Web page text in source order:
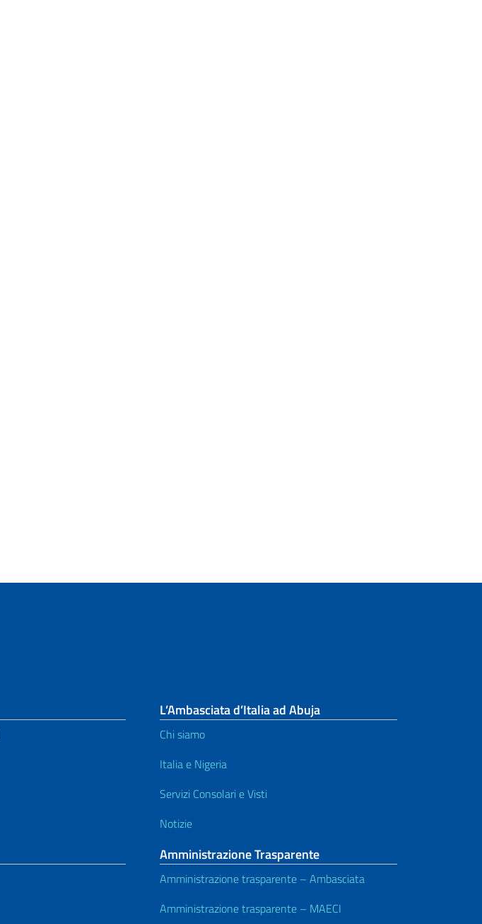
L’Ambasciata d’Italia ad Abuja
Chi siamo
Italia e Nigeria
Servizi Consolari e Visti
Notizie
Amministrazione Trasparente
Amministrazione trasparente – Ambasciata
Amministrazione trasparente – MAECI